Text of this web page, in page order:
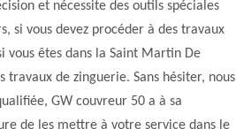
et nécessite des outils spéciales
si vous devez procéder à des travaux
vous êtes dans la Saint Martin De
de zinguerie. Sans hésiter, nous
GW couvreur 50 a à sa
de les mettre à votre service dans le